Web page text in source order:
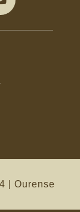
| Ourense